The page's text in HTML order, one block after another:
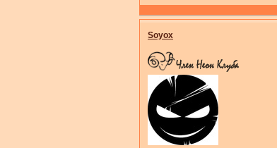
Soyox